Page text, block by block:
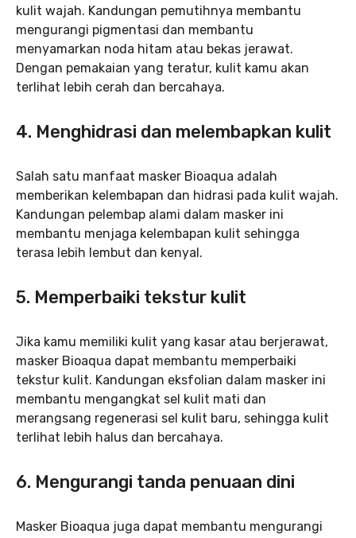
kulit wajah. Kandungan pemutihnya membantu
mengurangi pigmentasi dan membantu
menyamarkan noda hitam atau bekas jerawat.
Dengan pemakaian yang teratur, kulit kamu akan
terlihat lebih cerah dan bercahaya.
4. Menghidrasi dan melembapkan kulit
Salah satu manfaat masker Bioaqua adalah
memberikan kelembapan dan hidrasi pada kulit wajah.
Kandungan pelembap alami dalam masker ini
membantu menjaga kelembapan kulit sehingga
terasa lebih lembut dan kenyal.
5. Memperbaiki tekstur kulit
Jika kamu memiliki kulit yang kasar atau berjerawat,
masker Bioaqua dapat membantu memperbaiki
tekstur kulit. Kandungan eksfolian dalam masker ini
membantu mengangkat sel kulit mati dan
merangsang regenerasi sel kulit baru, sehingga kulit
terlihat lebih halus dan bercahaya.
6. Mengurangi tanda penuaan dini
Masker Bioaqua juga dapat membantu mengurangi